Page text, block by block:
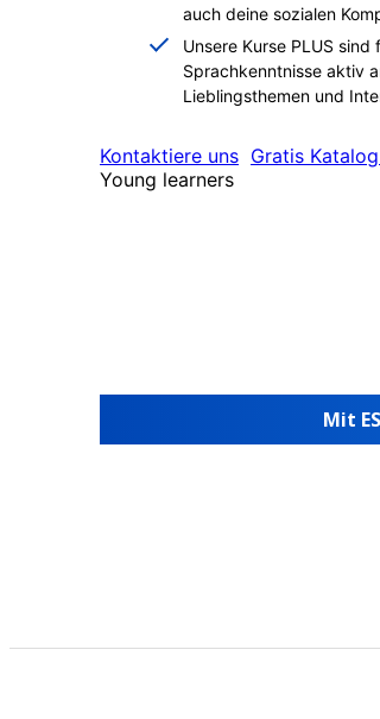
auch deine sozialen
Unsere Kurse PLUS
Sprachkenntnisse aktiv
Lieblingsthemen und
Kontaktiere uns Gratis
Young learners
Mit